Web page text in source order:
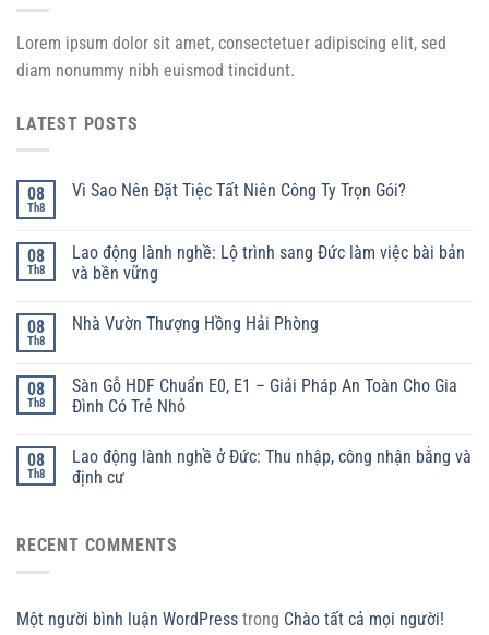
Lorem ipsum dolor sit amet, consectetuer adipiscing elit, sed
diam nonummy nibh euismod tincidunt.
LATEST POSTS
08
Th8
Vì Sao Nên Đặt Tiệc Tất Niên Công Ty Trọn Gói?
08
Th8
Lao động lành nghề: Lộ trình sang Đức làm việc bài bản
và bền vững
08
Th8
Nhà Vườn Thượng Hồng Hải Phòng
08
Th8
Sàn Gỗ HDF Chuẩn E0, E1 – Giải Pháp An Toàn Cho Gia
Đình Có Trẻ Nhỏ
08
Th8
Lao động lành nghề ở Đức: Thu nhập, công nhận bằng và
định cư
RECENT COMMENTS
Một người bình luận WordPress trong Chào tất cả mọi người!